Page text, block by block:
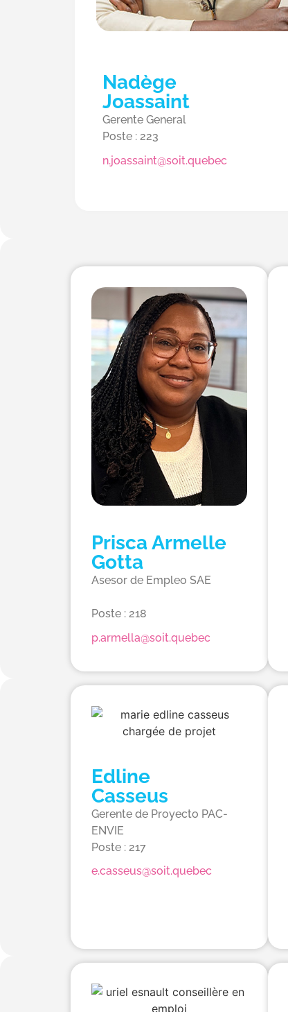
Nadège
Joassaint
Gerente General
Poste : 223
n.joassaint@soit.quebec
Prisca Armelle
Gotta
p.armella@soit.quebec
Asesor de Empleo SAE
Poste : 218
Edline
Casseus
e.casseus@soit.quebec
Gerente de Proyecto PAC-
ENVIE
Poste : 217